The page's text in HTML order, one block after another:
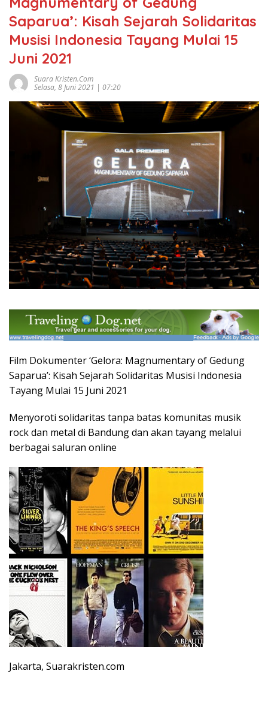
Saparua’: Kisah Sejarah Solidaritas
Musisi Indonesia Tayang Mulai 15
Juni 2021
Suara Kristen.com
Selasa, 8 Juni 2021 | 07:20
Film Dokumenter ‘Gelora: Magnumentary of Gedung
Saparua’: Kisah Sejarah Solidaritas Musisi Indonesia
Tayang Mulai 15 Juni 2021
Menyoroti solidaritas tanpa batas komunitas musik
rock dan metal di Bandung dan akan tayang melalui
berbagai saluran online
Jakarta, Suarakristen.com